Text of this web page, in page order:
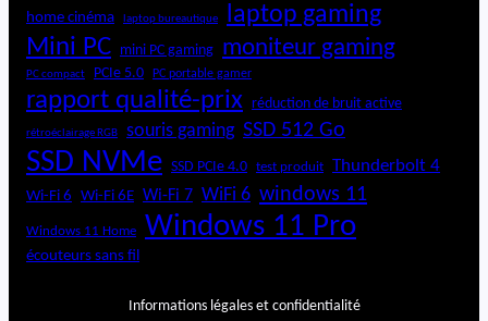
home cinéma laptop bureautique laptop gaming
Mini PC mini PC gaming moniteur gaming
PC compact PCIe 5.0 PC portable gamer
rapport qualité-prix réduction de bruit active
rétroéclairage RGB souris gaming SSD 512 Go
SSD NVMe SSD PCIe 4.0 test produit Thunderbolt 4
Wi-Fi 6 Wi-Fi 6E Wi-Fi 7 WiFi 6 windows 11
Windows 11 Home Windows 11 Pro
écouteurs sans fil
Informations légales et confidentialité